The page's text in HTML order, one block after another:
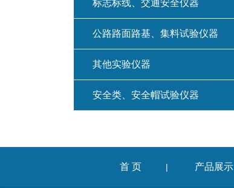
标志标线、交通安全仪器
公路路面路基、集料试验仪器
其他实验仪器
安全类、安全帽试验仪器
首 页 | 产品展示